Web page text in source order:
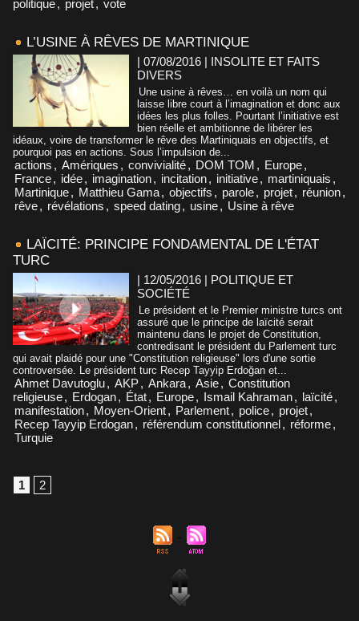
politique, projet, vote
L’USINE À RÊVES DE MARTINIQUE
| 07/08/2016 | INSOLITE ET FAITS
DIVERS
Une usine à rêves… en voilà un nom qui
laisse libre court à l’imagination et donc aux
idées les plus folles. Pourtant l’initiative est
bien réelle et ambitionne de libérer les
idéaux, voire de transformer le rêve des Martiniquais en objectifs, et
pourquoi pas en actions. Sous l’impulsion de...
actions , Amériques , convivialité, DOM TOM , Europe,
France, idée, imagination, incitation, initiative, martiniquais ,
Martinique, Matthieu Gama, objectifs , parole, projet, réunion,
rêve, révélations , speed dating, usine, Usine à rêve
LAÏCITÉ: PRINCIPE FONDAMENTAL DE L'ÉTAT
TURC
| 12/05/2016 | POLITIQUE ET
SOCIÉTÉ
Le président et le Premier ministre turcs ont
assuré que le principe de laïcité serait
maintenu dans le projet de Constitution,
contredisant le président du Parlement turc
qui avait plaidé pour une "Constitution religieuse" lors d'une sortie
controversée. Le président turc Recep Tayyip Erdoğan et...
Ahmet Davutoglu, AKP, Ankara, Asie, Constitution
religieuse, Erdogan, État, Europe, Ismail Kahraman, laïcité,
manifestation, Moyen-Orient, Parlement, police, projet,
Recep Tayyip Erdogan, référendum constitutionnel, réforme,
Turquie
1 2